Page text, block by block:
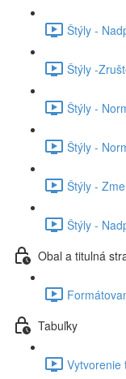
Štýly -
Štýly -
Štýly -
Štýly -
Štýly -
Štýly -
Obal a titulná
Tabuľky
Vytvorenie